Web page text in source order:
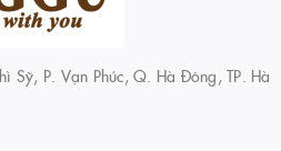
Sỹ, P. Vạn Phúc, Q. Hà Đông, TP. Hà